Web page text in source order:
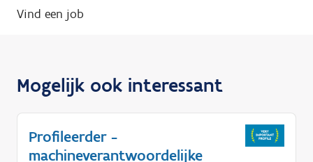
Vind een job
Mogelijk ook interessant
Profileerder -
machineverantwoordelijke